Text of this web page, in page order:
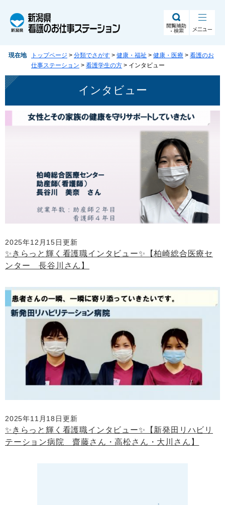
す。
し
て
文
現在地 トップページ > 分類でさがす > 健康・福祉 > 健康・医療 > 看護のお
仕事ステーション > 看護学生の方 > インタビュー
本
文
インタビュー
2025年12月15日更新
✨きらっと輝く看護職インタビュー✨【柏崎総合医療セ
ンター 長谷川さん】
2025年11月18日更新
✨きらっと輝く看護職インタビュー✨【新発田リハビリ
テーション病院 齋藤さん・高松さん・大川さん】